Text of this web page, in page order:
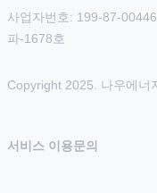
사업자번호: 199-87-
파-1678호
Copyright 2025. 나우에너
서비스 이용문의